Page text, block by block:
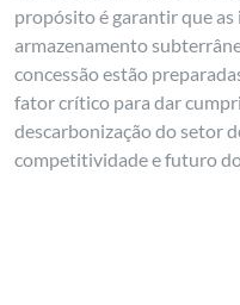
propósito é garantir que
armazenamento
concessão estão
fator crítico para dar
descarbonização do setor
competitividade e futuro